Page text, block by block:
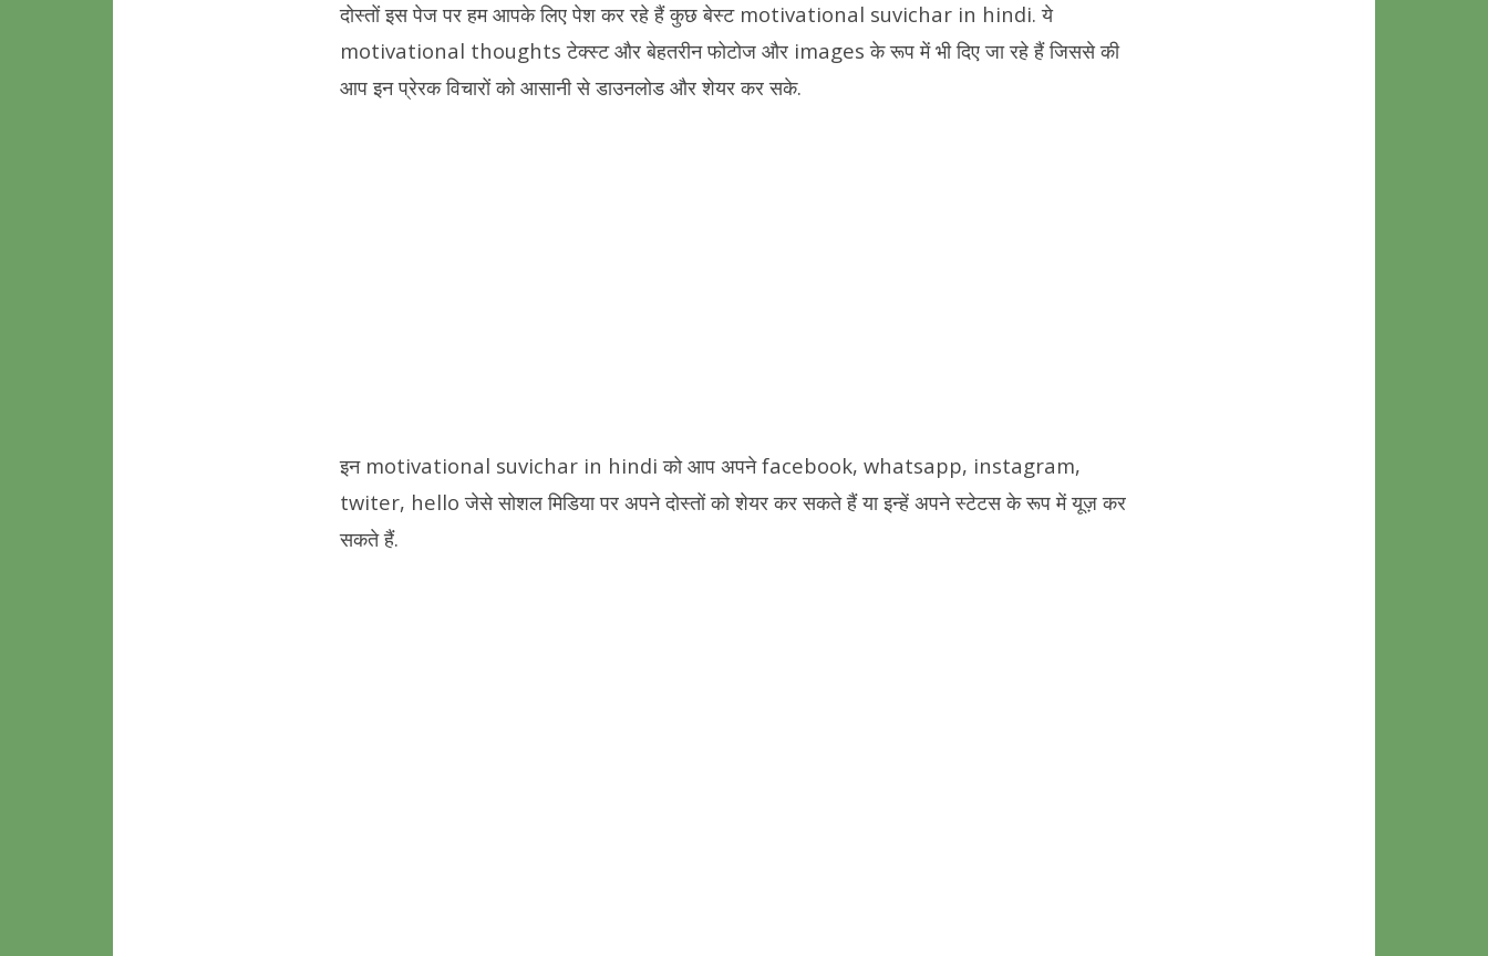
A
p
p
a
m
t st Li
n
dI
n
दोस्तों इस पेज पर हम आपके लिए पेश कर रहे हैं कुछ बेस्ट motivational suvichar in hindi. ये
motivational thoughts टेक्स्ट और बेहतरीन फोटोज और images के रूप में भी दिए जा रहे हैं जिससे की
आप इन प्रेरक विचारों को आसानी से डाउनलोड और शेयर कर सके.
इन motivational suvichar in hindi को आप अपने facebook, whatsapp, instagram,
twiter, hello जेसे सोशल मिडिया पर अपने दोस्तों को शेयर कर सकते हैं या इन्हें अपने स्टेटस के रूप में यूज़ कर
सकते हैं.